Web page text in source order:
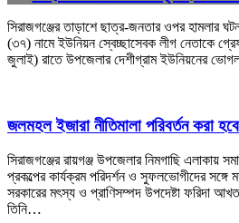
সিরাজগঞ্জের তাড়াশে ছাত্র-জনতার ওপর হামলার
(৩৭) নামে ইউনিয়ন স্বেচ্ছাসেবক লীগ নেতাকে
জুলাই) রাতে উপজেলার দেশীগ্রাম ইউনিয়নের
জলমহল ইজারা নীতিমালা পরিবর্তন করা
সিরাজগঞ্জের রায়গঞ্জ উপজেলার নিমগাছি এলাকায়
প্রকল্পের কার্যক্রম পরিদর্শন ও সুফলভোগীদের সঙ্গে
সরকারের মৎস্য ও প্রাণিসম্পদ উপদেষ্টা ফরিদা
তিনি…